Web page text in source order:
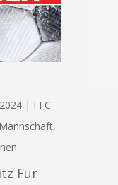
| FFC
,
Für